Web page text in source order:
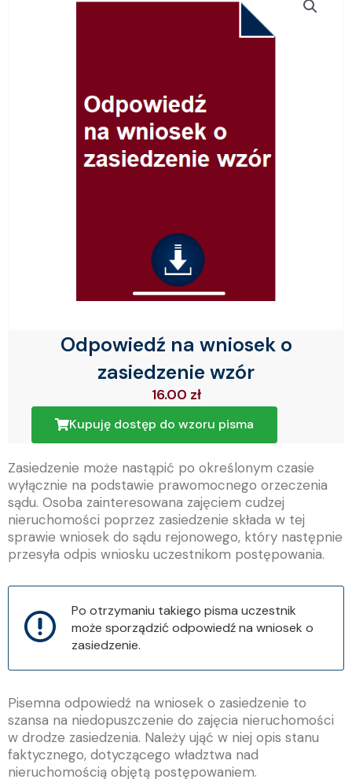
Odpowiedź na wniosek o
zasiedzenie wzór
16.00 zł
Kupuję dostęp do wzoru pisma
Zasiedzenie może nastąpić po określonym czasie
wyłącznie na podstawie prawomocnego orzeczenia
sądu. Osoba zainteresowana zajęciem cudzej
nieruchomości poprzez zasiedzenie składa w tej
sprawie wniosek do sądu rejonowego, który następnie
przesyła odpis wniosku uczestnikom postępowania.
Po otrzymaniu takiego pisma uczestnik
może sporządzić odpowiedź na wniosek o
zasiedzenie.
Pisemna odpowiedź na wniosek o zasiedzenie to
szansa na niedopuszczenie do zajęcia nieruchomości
w drodze zasiedzenia. Należy ująć w niej opis stanu
faktycznego, dotyczącego władztwa nad
nieruchomością objętą postępowaniem.